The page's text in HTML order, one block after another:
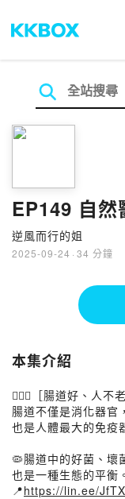
EP149 自
逆風而行的姐
2025-09-24 · 34 分鐘
本集介紹
💁🏻‍♂️［腸道好、人不
腸道不僅是消化器官，
也是人體最大的免疫
🦠腸道中的好菌、壞
也是一種生態的平衡。
📍https://lin.ee/